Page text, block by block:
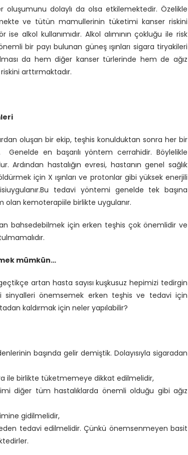
oluşumunu dolaylı da olsa etkilemektedir. Özelikle
ve tütün mamullerinin tüketimi kanser riskini
alkol kullanımıdır. Alkol alımının çokluğu ile risk
bir payı bulunan güneş ışınları sigara tiryakileri
da hem diğer kanser türlerinde hem de ağız
arttırmaktadır.
oluşan bir ekip, teşhis konulduktan sonra her bir
en başarılı yöntem cerrahidir. Böylelikle
Ardından hastalığın evresi, hastanın genel sağlık
için X ışınları ve protonlar gibi yüksek enerjili
tedavi yöntemi genelde tek başına
olan kemoterapiile birlikte uygulanır.
bahsedebilmek için erken teşhis çok önemlidir ve
mümkün…
artan hasta sayısı kuşkusuz hepimizi tedirgin
önemsemek erken teşhis ve tedavi için
kaldırmak için neler yapılabilir?
başında gelir demiştik. Dolayısıyla sigaradan
ile birlikte tüketmemeye dikkat edilmelidir,
diğer tüm hastalıklarda önemli olduğu gibi ağız
gidilmelidir,
tedavi edilmelidir. Çünkü önemsenmeyen basit